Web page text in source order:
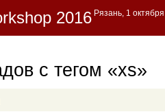
с тегом «xs»